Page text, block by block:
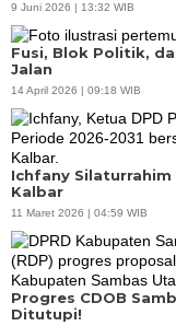
9 Juni 2026 | 13:32 WIB
Fusi, Blok Politik,
Jalan
14 April 2026 | 09:18 WIB
Ichfany Silaturrahim
Kalbar
11 Maret 2026 | 04:59 WIB
Progres CDOB
Ditutupi!